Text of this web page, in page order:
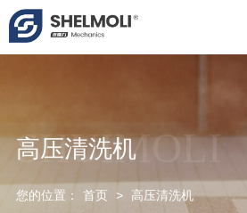
SHUIMOLI
高压清洗机
您的位置： 首页 > 高压清洗机